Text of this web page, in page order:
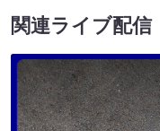
関連ライブ配信